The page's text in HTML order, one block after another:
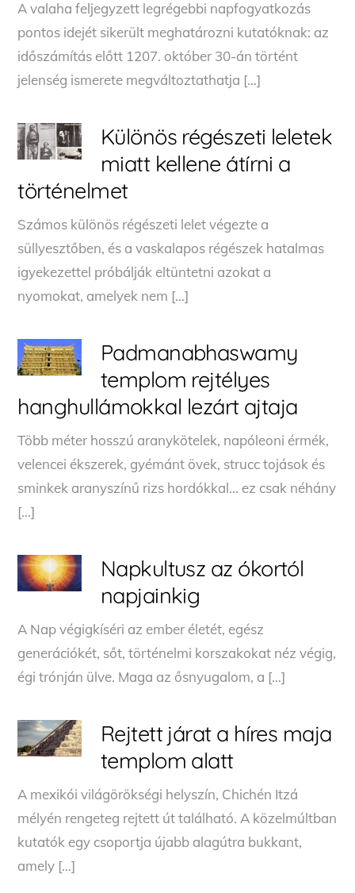
A valaha feljegyzett legrégebbi napfogyatkozás
pontos idejét sikerült meghatározni kutatóknak: az
időszámítás előtt 1207. október 30-án történt
jelenség ismerete megváltoztathatja […]
Különös régészeti leletek
miatt kellene átírni a
történelmet
Számos különös régészeti lelet végezte a
süllyesztőben, és a vaskalapos régészek hatalmas
igyekezettel próbálják eltüntetni azokat a
nyomokat, amelyek nem […]
Padmanabhaswamy
templom rejtélyes
hanghullámokkal lezárt ajtaja
Több méter hosszú aranykötelek, napóleoni érmék,
velencei ékszerek, gyémánt övek, strucc tojások és
sminkek aranyszínű rizs hordókkal… ez csak néhány
[…]
Napkultusz az ókortól
napjainkig
A Nap végigkíséri az ember életét, egész
generációkét, sőt, történelmi korszakokat néz végig,
égi trónján ülve. Maga az ősnyugalom, a […]
Rejtett járat a híres maja
templom alatt
A mexikói világörökségi helyszín, Chichén Itzá
mélyén rengeteg rejtett út található. A közelmúltban
kutatók egy csoportja újabb alagútra bukkant,
amely […]